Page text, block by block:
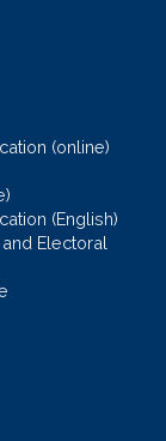
(online)
(English)
Electoral